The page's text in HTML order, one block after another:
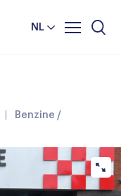
NL
Benzine /